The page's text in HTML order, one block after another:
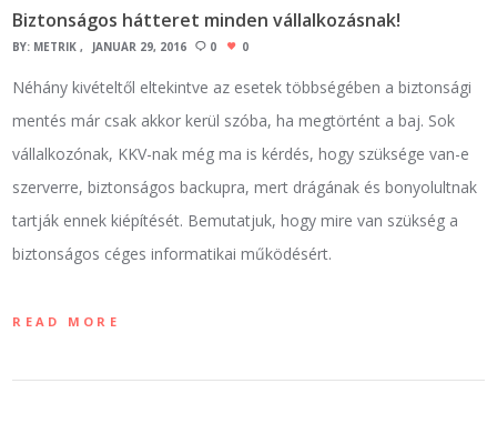
Biztonságos hátteret minden vállalkozásnak!
BY: METRIK JANUÁR 29, 2016 0 0
Néhány kivételtől eltekintve az esetek többségében a biztonsági
mentés már csak akkor kerül szóba, ha megtörtént a baj. Sok
vállalkozónak, KKV-nak még ma is kérdés, hogy szüksége van-e
szerverre, biztonságos backupra, mert drágának és bonyolultnak
tartják ennek kiépítését. Bemutatjuk, hogy mire van szükség a
biztonságos céges informatikai működésért.
READ MORE